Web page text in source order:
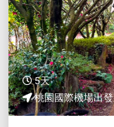
5天
桃園國際機場出發